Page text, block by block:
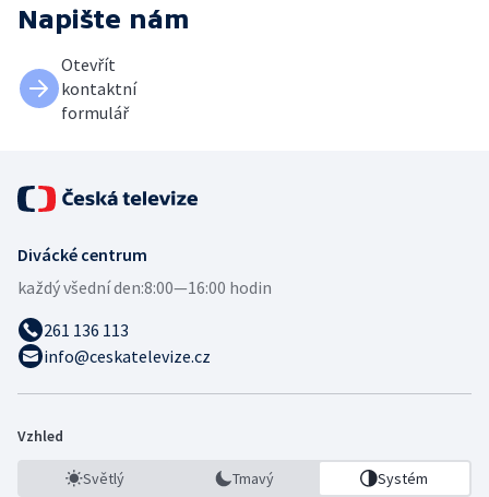
Napište nám
Otevřít
kontaktní
formulář
Divácké centrum
každý všední den:8:00—16:00 hodin
261 136 113
info@ceskatelevize.cz
Vzhled
Světlý Tmavý Systém